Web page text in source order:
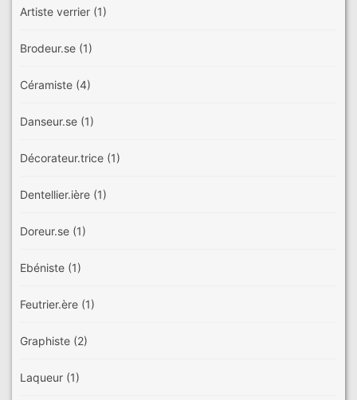
Artiste verrier (1)
Brodeur.se (1)
Céramiste (4)
Danseur.se (1)
Décorateur.trice (1)
Dentellier.ière (1)
Doreur.se (1)
Ebéniste (1)
Feutrier.ère (1)
Graphiste (2)
Laqueur (1)